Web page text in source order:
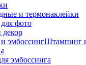
и термонаклейки
фото
Штампинг
эмбоссинга